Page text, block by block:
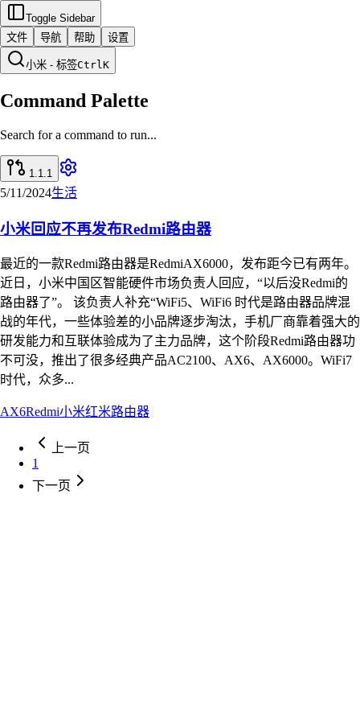
Toggle Sidebar
文件
导航 帮助 设置
小米 - 标签CtrlK
Command Palette
Search for a command to run...
1.1.1
5/11/2024生活
小米回应不再发布Redmi路由器
最近的一款Redmi路由器是RedmiAX6000，发布距今已有两年。
近日，小米中国区智能硬件市场负责人回应，“以后没Redmi的
路由器了”。 该负责人补充“WiFi5、WiFi6 时代是路由器品牌混
战的年代，一些体验差的小品牌逐步淘汰，手机厂商靠着强大的
研发能力和互联体验成为了主力品牌，这个阶段Redmi路由器功
不可没，推出了很多经典产品AC2100、AX6、AX6000。WiFi7
时代，众多...
AX6Redmi小米红米路由器
上一页
1
下一页